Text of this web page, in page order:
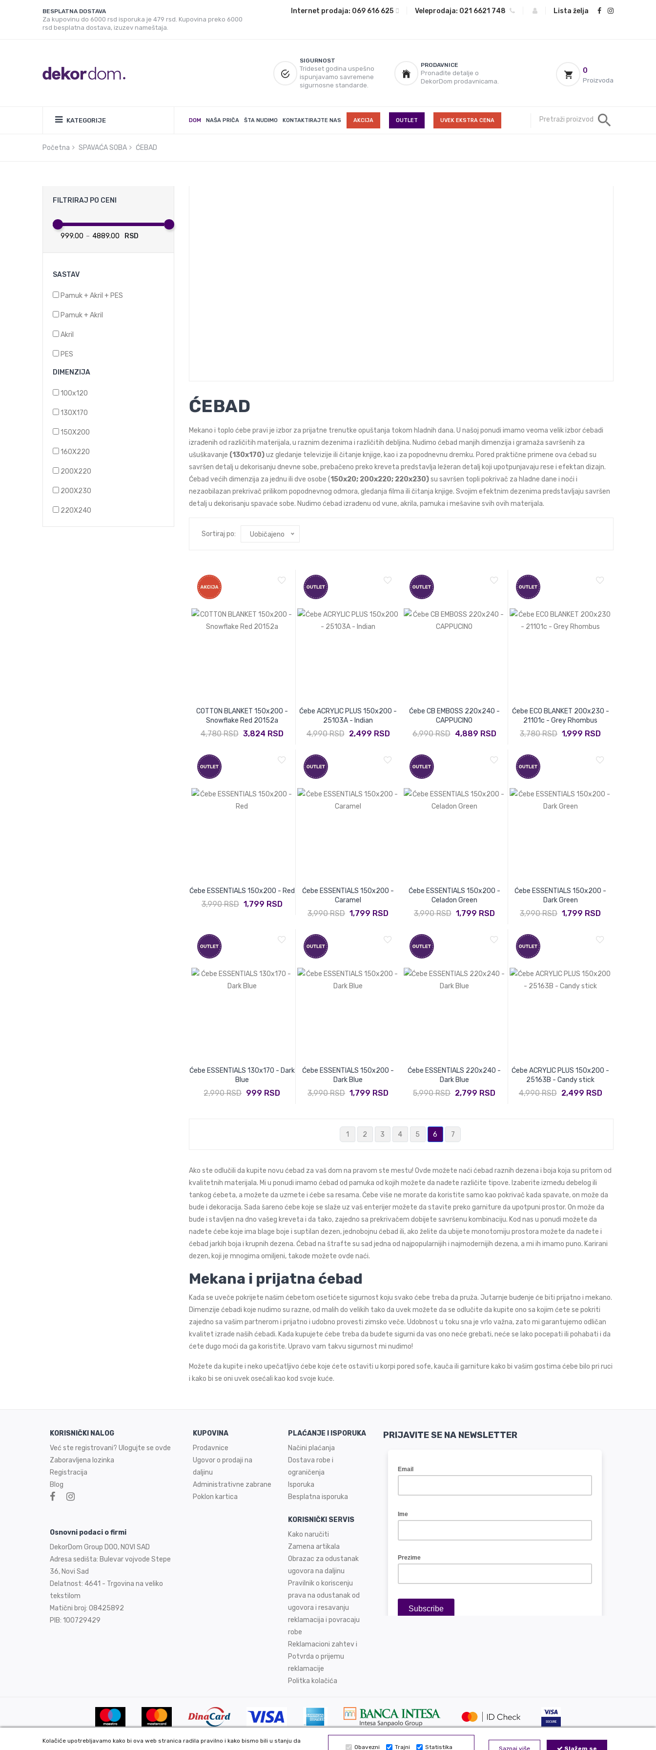
BESPLATNA DOSTAVA
Za kupovinu do 6000 rsd isporuka je 479 rsd. Kupovina preko 6000
rsd besplatna dostava, izuzev nameštaja.
Internet prodaja: 069 616 625 Veleprodaja: 021 6621 748 Lista želja
SIGURNOST
Trideset godina uspešno
ispunjavamo savremene
sigurnosne standarde.
PRODAVNICE
Pronađite detalje o
DekorDom prodavnicama.
0
Proizvoda
KATEGORIJE DOM NAŠA PRIČA ŠTA NUDIMO KONTAKTIRAJTE NAS AKCIJA OUTLET UVEK EKSTRA CENA
Početna SPAVAĆA SOBA ĆEBAD
FILTRIRAJ PO CENI
– RSD
SASTAV
Pamuk + Akril + PES
Pamuk + Akril
Akril
PES
DIMENZIJA
100x120
130X170
150X200
160X220
200X220
200X230
220X240
ĆEBAD
Mekano i toplo ćebe pravi je izbor za prijatne trenutke opuštanja tokom hladnih dana. U našoj ponudi imamo veoma velik izbor ćebadi
izrađenih od različitih materijala, u raznim dezenima i različitih debljina. Nudimo ćebad manjih dimenzija i gramaža savršenih za
ušuškavanje (130x170)uz gledanje televizije ili čitanje knjige, kao i za popodnevnu dremku. Pored praktične primene ova ćebad su
savršen detalj u dekorisanju dnevne sobe, prebačeno preko kreveta predstavlja ležeran detalj koji upotpunjavaju rese i efektan dizajn.
Ćebad većih dimenzija za jednu ili dve osobe (150x20; 200x220; 220x230)su savršen topli pokrivač za hladne dane i noći i
nezaobilazan prekrivač prilikom popodnevnog odmora, gledanja filma ili čitanja knjige. Svojim efektnim dezenima predstavljaju savršen
detalj u dekorisanju spavaće sobe. Nudimo ćebad izrađenu od vune, akrila, pamuka i mešavine svih ovih materijala.
Sortiraj po: Uobičajeno
COTTON BLANKET 150x200 -
Snowflake Red 20152a
4,780 RSD 3,824 RSD
Ćebe ACRYLIC PLUS 150x200 -
25103A - Indian
4,990 RSD 2,499 RSD
Ćebe CB EMBOSS 220x240 -
CAPPUCINO
6,990 RSD 4,889 RSD
Ćebe ECO BLANKET 200x230 -
21101c - Grey Rhombus
3,780 RSD 1,999 RSD
Ćebe ESSENTIALS 150x200 - Red
3,990 RSD 1,799 RSD
Ćebe ESSENTIALS 150x200 -
Caramel
3,990 RSD 1,799 RSD
Ćebe ESSENTIALS 150x200 -
Celadon Green
3,990 RSD 1,799 RSD
Ćebe ESSENTIALS 150x200 -
Dark Green
3,990 RSD 1,799 RSD
Ćebe ESSENTIALS 130x170 - Dark
Blue
2,990 RSD 999 RSD
Ćebe ESSENTIALS 150x200 -
Dark Blue
3,990 RSD 1,799 RSD
Ćebe ESSENTIALS 220x240 -
Dark Blue
5,990 RSD 2,799 RSD
Ćebe ACRYLIC PLUS 150x200 -
25163B - Candy stick
4,990 RSD 2,499 RSD
1 2 3 4 5 6 7
Ako ste odlučili da kupite novu ćebad za vaš dom na pravom ste mestu! Ovde možete naći ćebad raznih dezena i boja koja su pritom od
kvalitetnih materijala. Mi u ponudi imamo ćebad od pamuka od kojih možete da nađete različite tipove. Izaberite između debelog ili
tankog ćebeta, a možete da uzmete i ćebe sa resama. Ćebe više ne morate da koristite samo kao pokrivač kada spavate, on može da
bude i dekoracija. Sada šareno ćebe koje se slaže uz vaš enterijer možete da stavite preko garniture da upotpuni prostor. On može da
bude i stavljen na dno vašeg kreveta i da tako, zajedno sa prekrivačem dobijete savršenu kombinaciju. Kod nas u ponudi možete da
nađete ćebe koje ima blage boje i suptilan dezen, jednobojnu ćebad ili, ako želite da ubijete monotomiju prostora možete da nađete i
ćebad jarkih boja i krupnih dezena. Ćebad na štrafte su sad jedna od najpopularnijih i najmodernijih dezena, a mi ih imamo puno. Karirani
dezen, koji je mnogima omiljeni, takođe možete ovde naći.
Mekana i prijatna ćebad
Kada se uveče pokrijete našim ćebetom osetićete sigurnost koju svako ćebe treba da pruža. Jutarnje buđenje će biti prijatno i mekano.
Dimenzije ćebadi koje nudimo su razne, od malih do velikih tako da uvek možete da se odlučite da kupite ono sa kojim ćete se pokriti
zajedno sa vašim partnerom i prijatno i udobno provesti zimsko veče. Udobnost u toku sna je vrlo važna, zato mi garantujemo odličan
kvalitet izrade naših ćebadi. Kada kupujete ćebe treba da budete sigurni da vas ono neće grebati, neće se lako pocepati ili pohabati i da
ćete dugo moći da ga koristite. Upravo vam takvu sigurnost mi nudimo!
Možete da kupite i neko upečatljivo ćebe koje ćete ostaviti u korpi pored sofe, kauča ili garniture kako bi vašim gostima ćebe bilo pri ruci
i kako bi se oni uvek osećali kao kod svoje kuće.
Kolačiće upotrebljavamo kako bi ova web stranica radila pravilno i kako bismo bili u stanju da
Obavezni Trajni Statistika Saznaj više Slažem se
KORISNIČKI NALOG
Već ste registrovani? Ulogujte se ovde
Zaboravljena lozinka
Registracija
Blog
Osnovni podaci o firmi
DekorDom Group DOO, NOVI SAD
Adresa sedišta: Bulevar vojvode Stepe
36, Novi Sad
Delatnost: 4641 - Trgovina na veliko
tekstilom
Matični broj: 08425892
PIB: 100729429
KUPOVINA
Prodavnice
Ugovor o prodaji na
daljinu
Administrativne zabrane
Poklon kartica
PLAĆANJE I ISPORUKA
Načini plaćanja
Dostava robe i
ograničenja
Isporuka
Besplatna isporuka
KORISNIČKI SERVIS
Kako naručiti
Zamena artikala
Obrazac za odustanak
ugovora na daljinu
Pravilnik o koriscenju
prava na odustanak od
ugovora i resavanju
reklamacija i povracaju
robe
Reklamacioni zahtev i
Potvrda o prijemu
reklamacije
Politka kolačića
PRIJAVITE SE NA NEWSLETTER